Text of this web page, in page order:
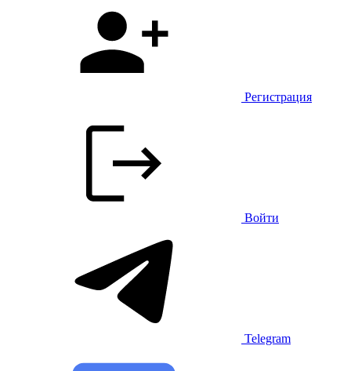
Регистрация
Войти
Telegram